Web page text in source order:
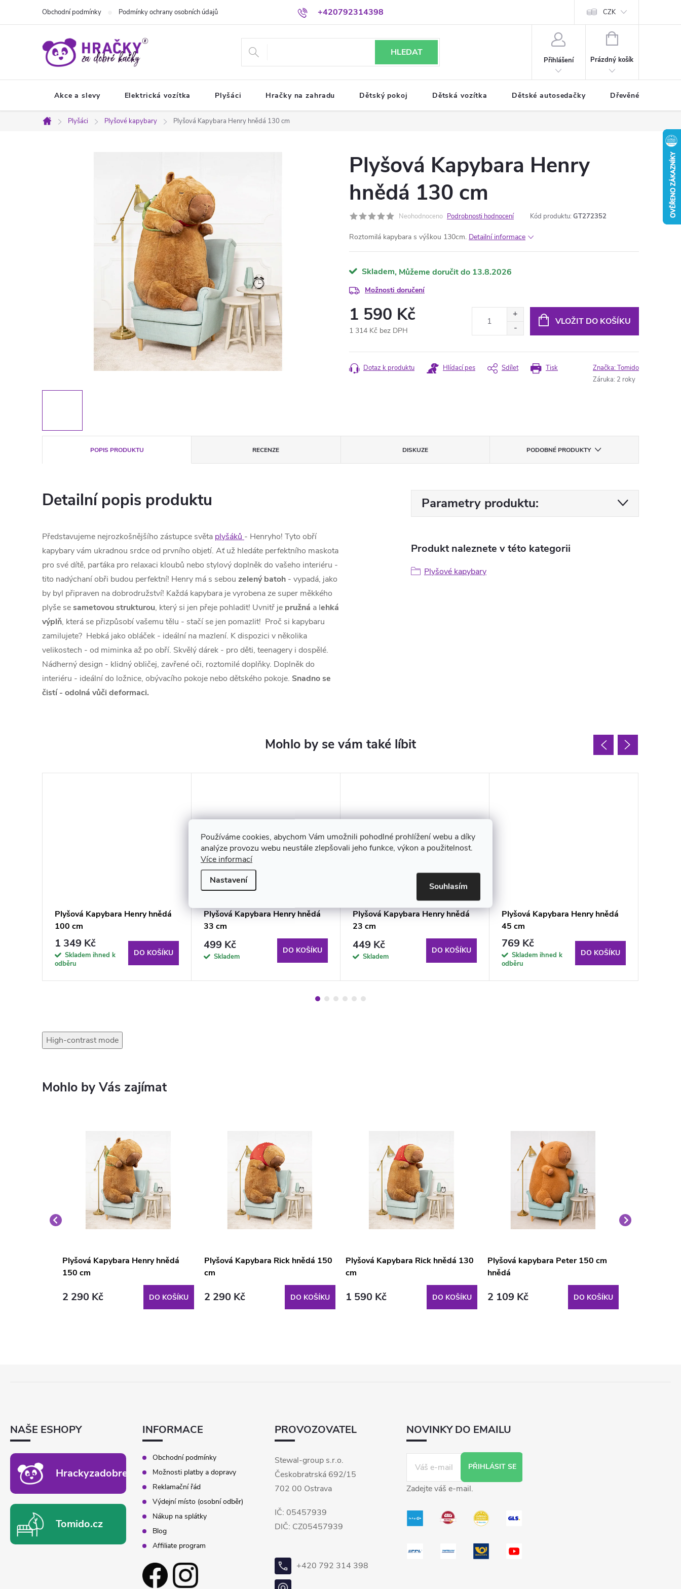
Používáme cookies, abychom Vám umožnili pohodlné prohlížení webu a díky
analýze provozu webu neustále zlepšovali jeho funkce, výkon a použitelnost.
Více informací
Nastavení
Souhlasím
+420792314398
Obchodní podmínky Podmínky ochrany osobních údajů CZK
HLEDAT
Přihlášení
NÁKUPNÍ
Prázdný košík
Akce a slevy Elektrická vozítka Plyšáci Hračky na zahradu Dětský pokoj Dětská vozítka Dětské autosedačky Dřevěné hračky
Domů
Plyšáci Plyšové kapybary Plyšová Kapybara Henry hnědá 130 cm
Plyšová Kapybara Henry
hnědá 130 cm
Neohodnoceno Podrobnosti hodnocení Kód produktu: GT272352
Roztomilá kapybara s výškou 130cm. Detailní informace
Skladem 13.8.2026
Možnosti doručení
1 590 Kč
1 314 Kč bez DPH
cena:
VLOŽIT DO KOŠÍKU
Tisk
Dotaz k produktu Hlídací pes Sdílet Značka:Tomido
Záruka: 2 roky
POPIS PRODUKTU RECENZE DISKUZE PODOBNÉ PRODUKTY
Detailní popis produktu
Představujeme nejrozkošnějšího zástupce světa plyšáků - Henryho! Tyto obří
kapybary vám ukradnou srdce od prvního objetí. Ať už hledáte perfektního maskota
pro své dítě, parťáka pro relaxaci kloubů nebo stylový doplněk do vašeho interiéru -
tito nadýchaní obři budou perfektní! Henry má s sebou zelený batoh - vypadá, jako
by byl připraven na dobrodružství! Každá kapybara je vyrobena ze super měkkého
plyše sesametovou strukturou, který si jen přeje pohladit! Uvnitř je pružná a lehká
výplň, která se přizpůsobí vašemu tělu - stačí se jen pomazlit! Proč si kapybaru
zamilujete? Hebká jako obláček - ideální na mazlení. K dispozici v několika
velikostech - od miminka až po obří. Skvělý dárek - pro děti, teenagery i dospělé.
Nádherný design - klidný obličej, zavřené oči, roztomilé doplňky. Doplněk do
interiéru - ideální do ložnice, obývacího pokoje nebo dětského pokoje. Snadno se
čistí - odolná vůči deformaci.
Parametry produktu:
Produkt naleznete v této kategorii
Plyšové kapybary
Plyšová Kapybara Henry hnědá
100 cm
1 349 Kč
Skladem ihned k
odběru
DO KOŠÍKU
Plyšová Kapybara Henry hnědá
33 cm
499 Kč
Skladem
DO KOŠÍKU
Plyšová Kapybara Henry hnědá
23 cm
449 Kč
Skladem
DO KOŠÍKU
Plyšová Kapybara Henry hnědá
45 cm
769 Kč
Skladem ihned k
odběru
DO KOŠÍKU
High-contrast mode
Plyšová Kapybara Henry hnědá
150 cm
2 290 Kč DO KOŠÍKU
Plyšová Kapybara Rick hnědá 150
cm
2 290 Kč DO KOŠÍKU
Plyšová Kapybara Rick hnědá 130
cm
1 590 Kč DO KOŠÍKU
Plyšová kapybara Peter 150 cm
hnědá
2 109 Kč DO KOŠÍKU
NAŠE ESHOPY
Hrackyzadobrekacky.cz
Tomido.cz
INFORMACE
Obchodní podmínky
Možnosti platby a dopravy
Reklamační řád
Výdejní místo (osobní odběr)
Nákup na splátky
Blog
Affiliate program
PROVOZOVATEL
Stewal-group s.r.o.
Českobratrská 692/15
702 00 Ostrava
IČ: 05457939
DIČ: CZ05457939
+420 792 314 398
NOVINKY DO EMAILU
PŘIHLÁSIT SE
Zadejte váš e-mail.